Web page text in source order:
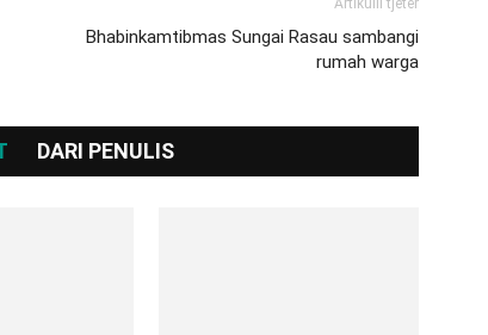
Artikulli tjetër
Bhabinkamtibmas Sungai Rasau sambangi
rumah warga
DARI PENULIS